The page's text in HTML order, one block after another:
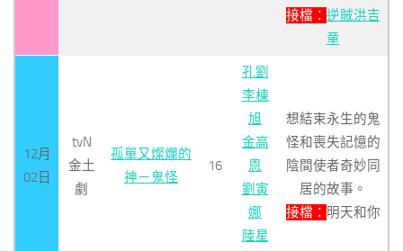
接檔： 逆賊洪吉
童
12月
02日
tvN
金土
劇
孤單又燦爛的
神－鬼怪
16
孔劉
李棟
旭
金高
恩
劉寅
娜
陸星
想結束永生的鬼
怪和喪失記憶的
陰間使者奇妙同
居的故事。
接檔： 明天和你